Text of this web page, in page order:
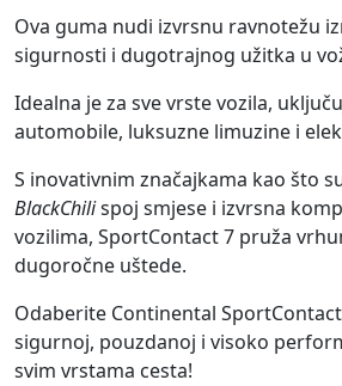
Ova guma nudi izvrsnu ravnotežu
sigurnosti i dugotrajnog užitka u
Idealna je za sve vrste vozila,
automobile, luksuzne limuzine i
S inovativnim značajkama kao što
BlackChilispoj smjese i izvrsna
vozilima, SportContact 7 pruža
dugoročne uštede.
Odaberite Continental
sigurnoj, pouzdanoj i visoko
svim vrstama cesta!